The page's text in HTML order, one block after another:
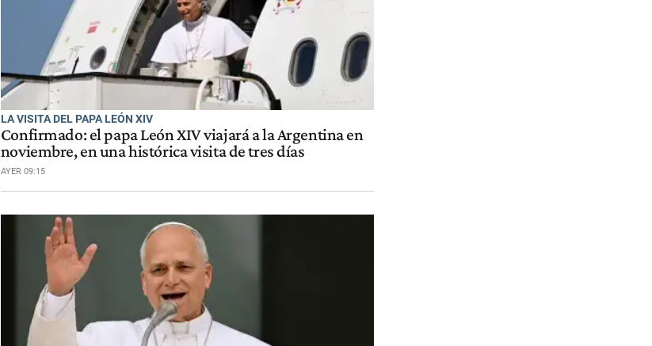
LA VISITA DEL PAPA LEÓN XIV
Confirmado: el papa León XIV viajará a la Argentina en
noviembre, en una histórica visita de tres días
AYER 09:15